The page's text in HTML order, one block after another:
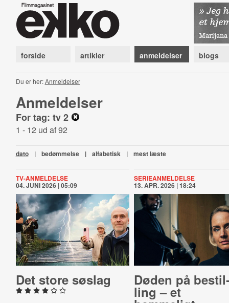
forside artikler anmeldelser blogs
Du er her:Anmeldelser
Anmeldelser
For tag: tv 2
1 - 12 ud af 92
dato | bedømmelse | alfabetisk | mest læste
TV-ANMELDELSE
04. JUNI 2026 | 05:09
Det store søslag
SERIEANMELDELSE
13. APR. 2026 | 18:24
Døden på
ling – et